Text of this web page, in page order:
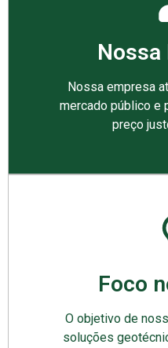
Nossa
Nossa empresa
mercado público e
preço
Foco
O objetivo de
soluções